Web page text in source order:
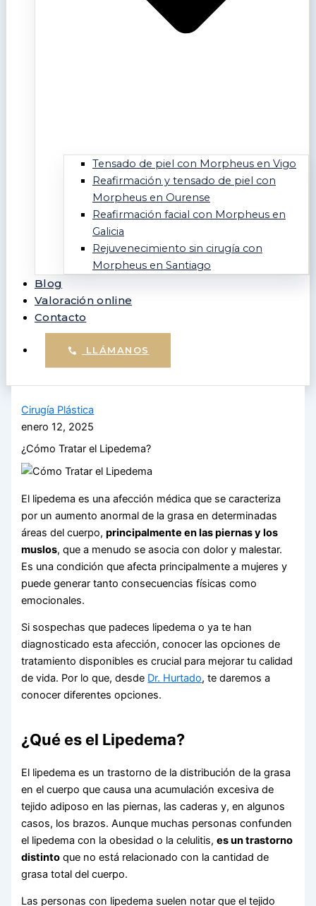
Tensado de piel con Morpheus en Vigo
Reafirmación y tensado de piel con
Morpheus en Ourense
Reafirmación facial con Morpheus en
Galicia
Rejuvenecimiento sin cirugía con
Morpheus en Santiago
Blog
Valoración online
Contacto
LLÁMANOS
Cirugía Plástica
enero 12, 2025
¿Cómo Tratar el Lipedema?
El lipedema es una afección médica que se caracteriza
por un aumento anormal de la grasa en determinadas
áreas del cuerpo,principalmente en las piernas y los
muslos, que a menudo se asocia con dolor y malestar.
Es una condición que afecta principalmente a mujeres y
puede generar tanto consecuencias físicas como
emocionales.
Si sospechas que padeces lipedema o ya te han
diagnosticado esta afección, conocer las opciones de
tratamiento disponibles es crucial para mejorar tu calidad
de vida. Por lo que, desde Dr. Hurtado, te daremos a
conocer diferentes opciones.
¿Qué es el Lipedema?
El lipedema es un trastorno de la distribución de la grasa
en el cuerpo que causa una acumulación excesiva de
tejido adiposo en las piernas, las caderas y, en algunos
casos, los brazos. Aunque muchas personas confunden
el lipedema con la obesidad o la celulitis,es un trastorno
distinto que no está relacionado con la cantidad de
grasa total del cuerpo.
Las personas con lipedema suelen notar que el tejido